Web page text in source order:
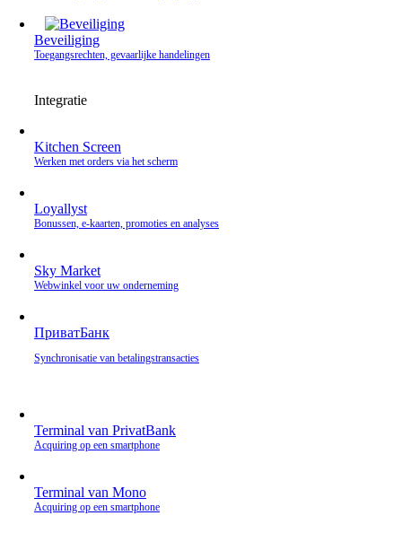
Beveiliging
Toegangsrechten, gevaarlijke handelingen
Integratie
Kitchen Screen
Werken met orders via het scherm
Loyallyst
Bonussen, e‑kaarten, promoties en analyses
Sky Market
Webwinkel voor uw onderneming
ПриватБанк
Synchronisatie van betalingstransacties
Terminal van PrivatBank
Acquiring op een smartphone
Terminal van Mono
Acquiring op een smartphone